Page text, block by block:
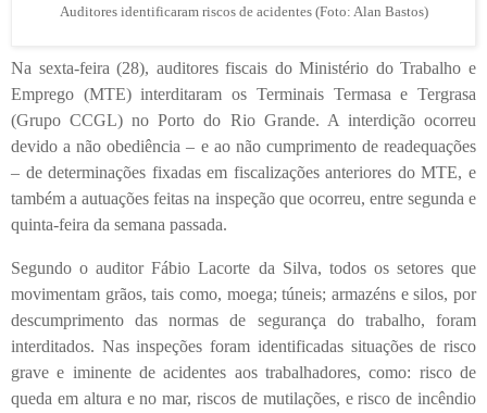
Auditores identificaram riscos de acidentes (Foto: Alan Bastos)
Na sexta-feira (28), auditores fiscais do Ministério do Trabalho e
Emprego (MTE) interditaram os Terminais Termasa e Tergrasa
(Grupo CCGL) no Porto do Rio Grande. A interdição ocorreu
devido a não obediência – e ao não cumprimento de readequações
– de determinações fixadas em fiscalizações anteriores do MTE, e
também a autuações feitas na inspeção que ocorreu, entre segunda e
quinta-feira da semana passada.
Segundo o auditor Fábio Lacorte da Silva, todos os setores que
movimentam grãos, tais como, moega; túneis; armazéns e silos, por
descumprimento das normas de segurança do trabalho, foram
interditados. Nas inspeções foram identificadas situações de risco
grave e iminente de acidentes aos trabalhadores, como: risco de
queda em altura e no mar, riscos de mutilações, e risco de incêndio